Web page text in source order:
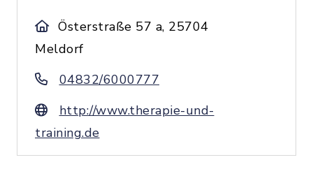
Österstraße 57 a, 25704
Meldorf
04832/6000777
http://www.therapie-und-
training.de